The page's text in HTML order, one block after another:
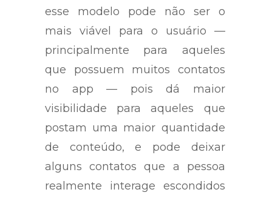
esse modelo pode não ser o
mais viável para o usuário —
principalmente para aqueles
que possuem muitos contatos
no app — pois dá maior
visibilidade para aqueles que
postam uma maior quantidade
de conteúdo, e pode deixar
alguns contatos que a pessoa
realmente interage escondidos